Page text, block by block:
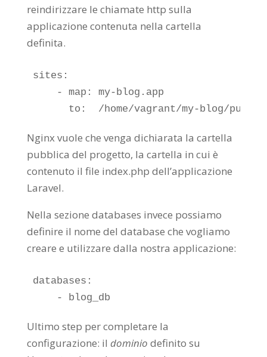
reindirizzare le chiamate http sulla
applicazione contenuta nella cartella
definita.
sites:
    - map: my-blog.app
      to:  /home/vagrant/my-blog/public
Nginx vuole che venga dichiarata la cartella
pubblica del progetto, la cartella in cui è
contenuto il file index.php dell’applicazione
Laravel.
Nella sezione databases invece possiamo
definire il nome del database che vogliamo
creare e utilizzare dalla nostra applicazione:
databases:
Ultimo step per completare la
configurazione: il dominio definito su